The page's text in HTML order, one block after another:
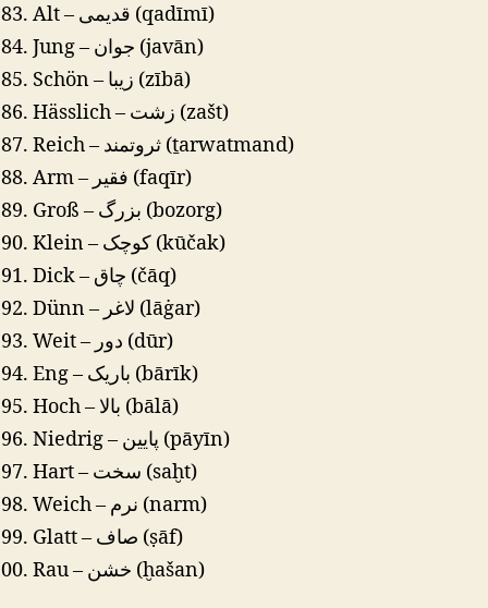
Alt – قدیمی (qadīmī)
Jung – جوان (javān)
Schön – زیبا (zībā)
Hässlich – زشت (zašt)
Reich – ثروتمند (ṯarwatmand)
Arm – فقیر (faqīr)
Groß – بزرگ (bozorg)
Klein – کوچک (kūčak)
Dick – چاق (čāq)
Dünn – لاغر (lāġar)
Weit – دور (dūr)
Eng – باریک (bārīk)
Hoch – بالا (bālā)
Niedrig – پایین (pāyīn)
Hart – سخت (saḫt)
Weich – نرم (narm)
Glatt – صاف (ṣāf)
Rau – خشن (ḫašan)